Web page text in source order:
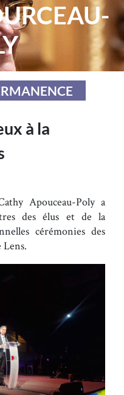
à la
Apouceau-Poly a
des élus et de la
cérémonies des